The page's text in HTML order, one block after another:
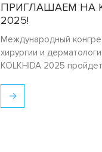
ПРИГЛАШАЕМ НА
2025!
Международный
хирургии и
KOLKHIDA 2025